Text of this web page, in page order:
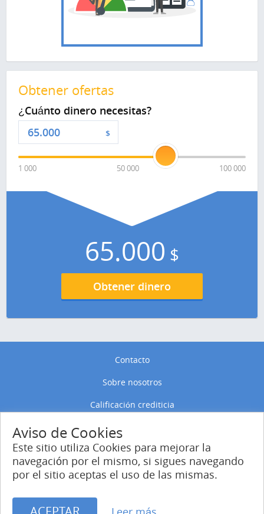
Obtener ofertas
¿Cuánto dinero necesitas?
$
1 000 50 000 100 000
65.000 $
Obtener dinero
Contacto
Sobre nosotros
Calificación crediticia
Política de privacidad
Política de Cookies
Entrar
Aviso de Cookies
Este sitio utiliza Cookies para mejorar la
navegación por el mismo, si sigues navegando
por el sitio aceptas el uso de las mismas.